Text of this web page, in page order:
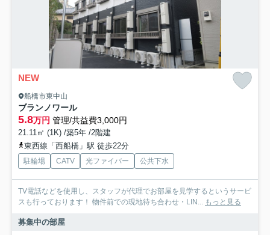
NEW
船橋市東中山
ブランノワール
5.8万円 管理/共益費3,000円
21.11㎡ (1K) /築5年 /2階建
東西線「西船橋」駅 徒歩22分
駐輪場 CATV 光ファイバー 公共下水
TV電話などを使用し、スタッフが代理でお部屋を見学するというサービ
スも行っております！ 物件前での現地待ち合わせ・LIN... もっと見る
募集中の部屋